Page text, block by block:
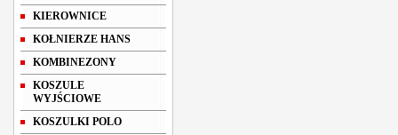
KIEROWNICE
KOŁNIERZE HANS
KOMBINEZONY
KOSZULE
WYJŚCIOWE
KOSZULKI POLO